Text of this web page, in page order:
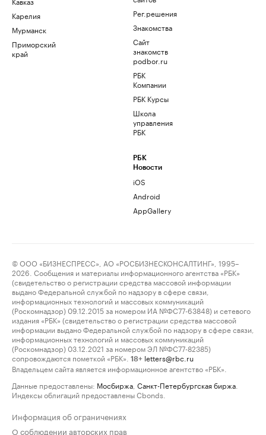
Карелия
Мурманск
Приморский
край
Рег.решения
Знакомства
Сайт
знакомств
podbor.ru
РБК
Компании
РБК Курсы
Школа
управления
РБК
РБК
Новости
iOS
Android
AppGallery
© ООО «БИЗНЕСПРЕСС», АО «РОСБИЗНЕСКОНСАЛТИНГ», 1995–
2026. Сообщения и материалы информационного агентства «РБК»
(свидетельство о регистрации средства массовой информации
выдано Федеральной службой по надзору в сфере связи,
информационных технологий и массовых коммуникаций
(Роскомнадзор) 09.12.2015 за номером ИА №ФС77-63848) и сетевого
издания «РБК» (свидетельство о регистрации средства массовой
информации выдано Федеральной службой по надзору в сфере связи,
информационных технологий и массовых коммуникаций
(Роскомнадзор) 03.12.2021 за номером ЭЛ №ФС77-82385)
сопровождаются пометкой «РБК».
18+ letters@rbc.ru
Владельцем сайта является информационное агентство «РБК».
Данные предоставлены: Мосбиржа Санкт-Петербургская биржа
Индексы облигаций предоставлены Cbonds.
Информация об ограничениях
О соблюдении авторских прав